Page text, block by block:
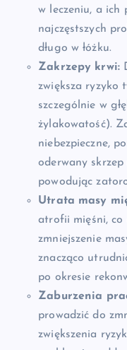
w leczeniu, a ich
najczęstszych
długo w łóżku.
Zakrzepy krwi:
zwiększa ryzyko
szczególnie w
żylakowatość).
niebezpieczne,
oderwany skrzep
powodując
Utrata masy
atrofii mięśni, co
zmniejszenie
znacząco
po okresie
Zaburzenia
prowadzić do
zwiększenia